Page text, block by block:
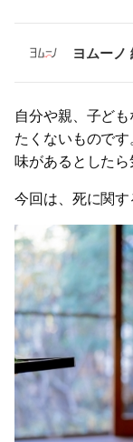
ヨムーノ
自分や親、子ど
たくないもので
味があるとしたら
今回は、死に関す